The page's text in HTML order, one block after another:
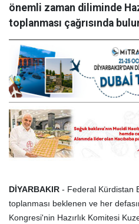
önemli zaman diliminde
toplanması çağrısında
DİYARBAKIR - Federal Kürdistan
toplanması beklenen ve her
Kongresi'nin Hazırlık Komitesi